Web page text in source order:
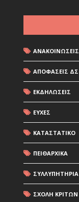
ΑΝΑΚΟΙΝΩΣΕΙΣ
ΑΠΟΦΑΣΕΙΣ ΔΣ
ΕΚΔΗΛΩΣΕΙΣ
ΕΥΧΕΣ
ΚΑΤΑΣΤΑΤΙΚΟ
ΠΕΙΘΑΡΧΙΚΑ
ΣΥΛΛΥΠΗΤΗΡΙΑ
ΣΧΟΛΗ ΚΡΙΤΩΝ